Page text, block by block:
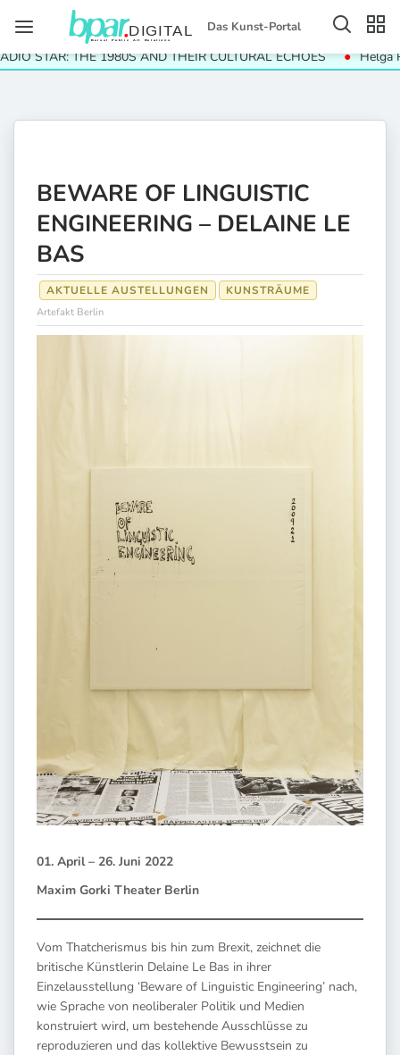
Das Kunst-Portal
THE 1980S AND THEIR CULTURAL ECHOES Helga
BEWARE OF LINGUISTIC
ENGINEERING – DELAINE LE
BAS
AKTUELLE AUSTELLUNGEN KUNSTRÄUME
Artefakt Berlin
01. April – 26. Juni 2022
Maxim Gorki Theater Berlin
Vom Thatcherismus bis hin zum Brexit, zeichnet die
britische Künstlerin Delaine Le Bas in ihrer
Einzelausstellung ‘Beware of Linguistic Engineering’ nach,
wie Sprache von neoliberaler Politik und Medien
konstruiert wird, um bestehende Ausschlüsse zu
reproduzieren und das kollektive Bewusstsein zu